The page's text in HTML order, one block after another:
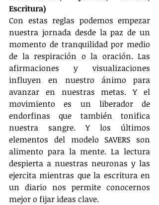
Escritura)
Con estas reglas podemos empezar
nuestra jornada desde la paz de un
momento de tranquilidad por medio
de la respiración o la oración. Las
afirmaciones y visualizaciones
influyen en nuestro ánimo para
avanzar en nuestras metas. Y el
movimiento es un liberador de
endorfinas que también tonifica
nuestra sangre. Y los últimos
elementos del modelo SAVERS son
alimento para la mente. La lectura
despierta a nuestras neuronas y las
ejercita mientras que la escritura en
un diario nos permite conocernos
mejor o fijar ideas clave.